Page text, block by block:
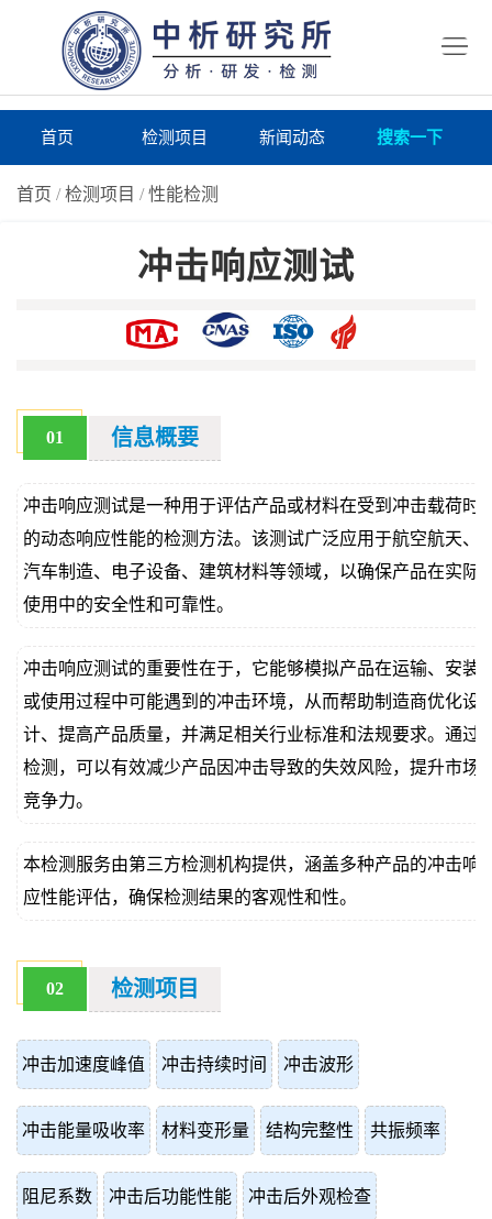
首页 检测项目 新闻动态 搜索一下
首页 /检测项目 /性能检测
冲击响应测试
01 信息概要
冲击响应测试是一种用于评估产品或材料在受到冲击载荷时
的动态响应性能的检测方法。该测试广泛应用于航空航天、
汽车制造、电子设备、建筑材料等领域，以确保产品在实际
使用中的安全性和可靠性。
冲击响应测试的重要性在于，它能够模拟产品在运输、安装
或使用过程中可能遇到的冲击环境，从而帮助制造商优化设
计、提高产品质量，并满足相关行业标准和法规要求。通过
检测，可以有效减少产品因冲击导致的失效风险，提升市场
竞争力。
本检测服务由第三方检测机构提供，涵盖多种产品的冲击响
应性能评估，确保检测结果的客观性和性。
02 检测项目
冲击加速度峰值 冲击持续时间 冲击波形
冲击能量吸收率 材料变形量 结构完整性 共振频率
阻尼系数 冲击后功能性能 冲击后外观检查
价
真
伪
询